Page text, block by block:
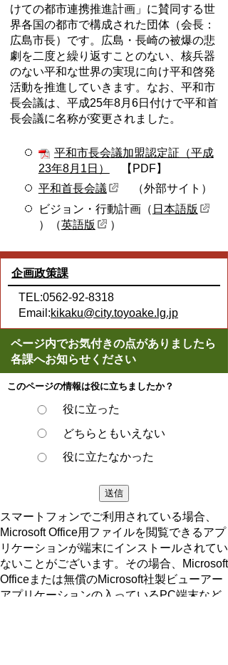
けての都市連携推進計画」に賛同する世
界各国の都市で構成された団体（会長：
広島市長）です。広島・長崎の被爆の悲
劇を二度と繰り返すことのない、核兵器
のない平和な世界の実現に向け平和啓発
活動を推進していきます。なお、平和市
長会議は、平成25年8月6日付けで平和首
長会議に名称が変更されました。
平和市長会議加盟認定証（平成
23年8月1日）
【PDF】
平和首長会議
（外部サイト）
ビジョン・行動計画（ 日本語版
）（英語版 ）
企画政策課
TEL:0562-92-8318
Email:kikaku@city.toyoake.lg.jp
ページ内でお気付きの点がありましたら
各課へお知らせください
このページの情報は役に立ちましたか？
役に立った
どちらともいえない
役に立たなかった
スマートフォンでご利用されている場合、
Microsoft Office用ファイルを閲覧できるアプ
リケーションが端末にインストールされてい
ないことがございます。その場合、Microsoft
Officeまたは無償のMicrosoft社製ビューアー
アプリケーションの入っているPC端末など